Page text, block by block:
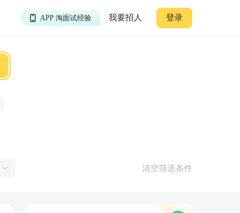
APP 淘面试经验
我要招人 登录
清空筛选条件